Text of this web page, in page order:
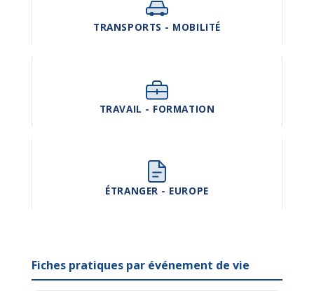
TRANSPORTS - MOBILITÉ
TRAVAIL - FORMATION
ÉTRANGER - EUROPE
Fiches pratiques par événement de vie